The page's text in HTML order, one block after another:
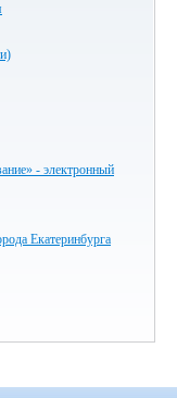
- электронный
Екатеринбурга